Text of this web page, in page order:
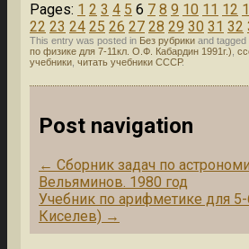
Pages: 1 2 3 4 5 6 7 8 9 10 11 12
22 23 24 25 26 27 28 29 30 31 32
This entry was posted in Без рубрики and tagged
по физике для 7-11кл. О.Ф. Кабардин 1991г.)
учебники читать учебники СССР.
Post navigation
← Сборник задач по
Вельяминов. 1980 год
Учебник по арифметике для 5-
Киселев) →